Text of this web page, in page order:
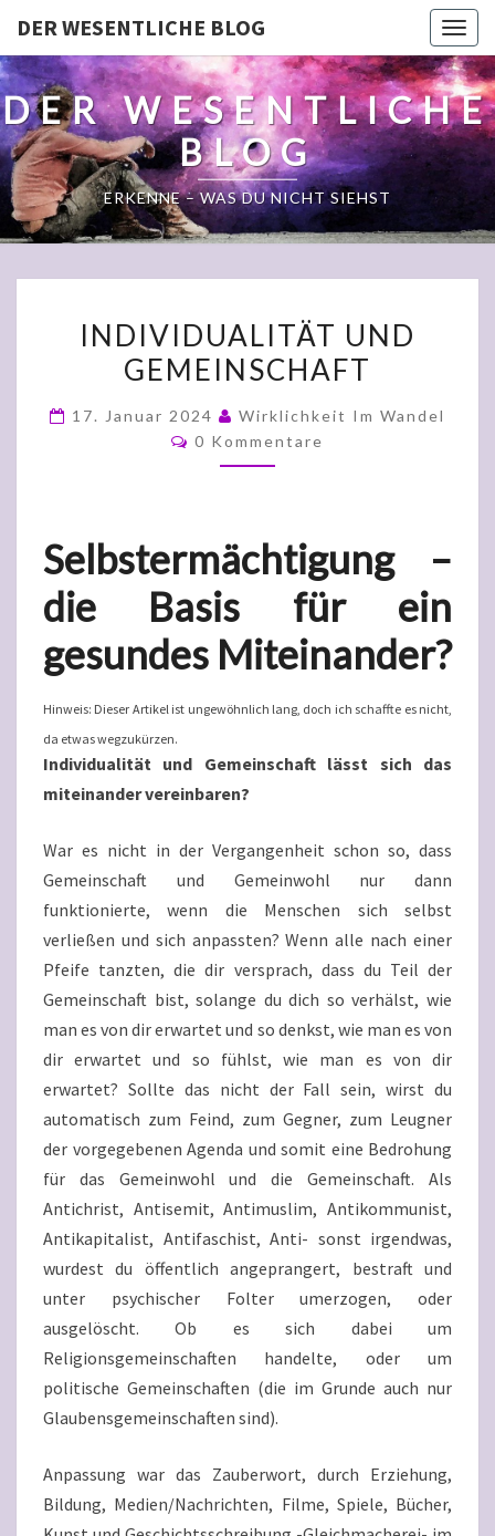
DER WESENTLICHE BLOG
DER WESENTLICHE
BLOG
ERKENNE – WAS DU NICHT SIEHST
UND
GEMEINSCHAFT
INDIVIDUALITÄT UND
GEMEINSCHAFT
17. Januar 2024
Wirklichkeit Im Wandel
Kommentare
0 Kommentare
Selbstermächtigung –
die Basis für ein
gesundes Miteinander?
Hinweis: Dieser Artikel ist ungewöhnlich lang, doch ich schaffte es nicht,
da etwas wegzukürzen.
Individualität und Gemeinschaft lässt sich das
miteinander vereinbaren?
War es nicht in der Vergangenheit schon so, dass
Gemeinschaft und Gemeinwohl nur dann
funktionierte, wenn die Menschen sich selbst
verließen und sich anpassten? Wenn alle nach einer
Pfeife tanzten, die dir versprach, dass du Teil der
Gemeinschaft bist, solange du dich so verhälst, wie
man es von dir erwartet und so denkst, wie man es von
dir erwartet und so fühlst, wie man es von dir
erwartet? Sollte das nicht der Fall sein, wirst du
automatisch zum Feind, zum Gegner, zum Leugner
der vorgegebenen Agenda und somit eine Bedrohung
für das Gemeinwohl und die Gemeinschaft. Als
Antichrist, Antisemit, Antimuslim, Antikommunist,
Antikapitalist, Antifaschist, Anti- sonst irgendwas,
wurdest du öffentlich angeprangert, bestraft und
unter psychischer Folter umerzogen, oder
ausgelöscht. Ob es sich dabei um
Religionsgemeinschaften handelte, oder um
politische Gemeinschaften (die im Grunde auch nur
Glaubensgemeinschaften sind).
Anpassung war das Zauberwort, durch Erziehung,
Bildung, Medien/Nachrichten, Filme, Spiele, Bücher,